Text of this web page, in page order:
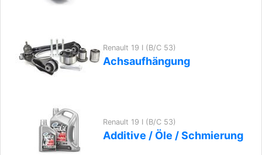
Renault 19 I (B/C 53)
Achsaufhängung
Renault 19 I (B/C 53)
Additive / Öle / Schmierung